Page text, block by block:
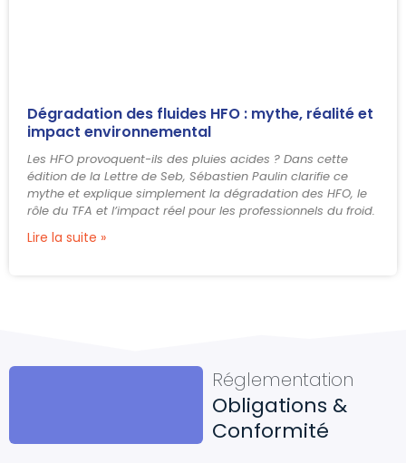
Dégradation des fluides HFO : mythe, réalité et
impact environnemental
Les HFO provoquent-ils des pluies acides ? Dans cette
édition de la Lettre de Seb, Sébastien Paulin clarifie ce
mythe et explique simplement la dégradation des HFO, le
rôle du TFA et l’impact réel pour les professionnels du froid.
Lire la suite »
Réglementation
Obligations &
Conformité